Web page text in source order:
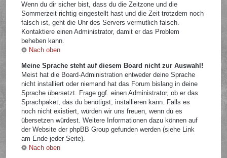
Wenn du dir sicher bist, dass du die Zeitzone und die
Sommerzeit richtig eingestellt hast und die Zeit trotzdem noch
falsch ist, geht die Uhr des Servers vermutlich falsch.
Kontaktiere einen Administrator, damit er das Problem
beheben kann.
Nach oben
Meine Sprache steht auf diesem Board nicht zur Auswahl!
Meist hat die Board-Administration entweder deine Sprache
nicht installiert oder niemand hat das Forum bislang in deine
Sprache übersetzt. Frage ggf. einen Administrator, ob er das
Sprachpaket, das du benötigst, installieren kann. Falls es
noch nicht existiert, würden wir uns freuen, wenn du es
übersetzen würdest. Weitere Informationen dazu können auf
der Website der phpBB Group gefunden werden (siehe Link
am Ende jeder Seite).
Nach oben